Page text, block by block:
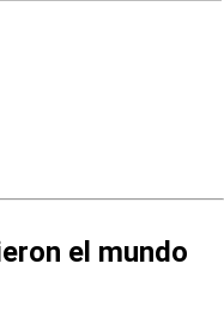
el mundo